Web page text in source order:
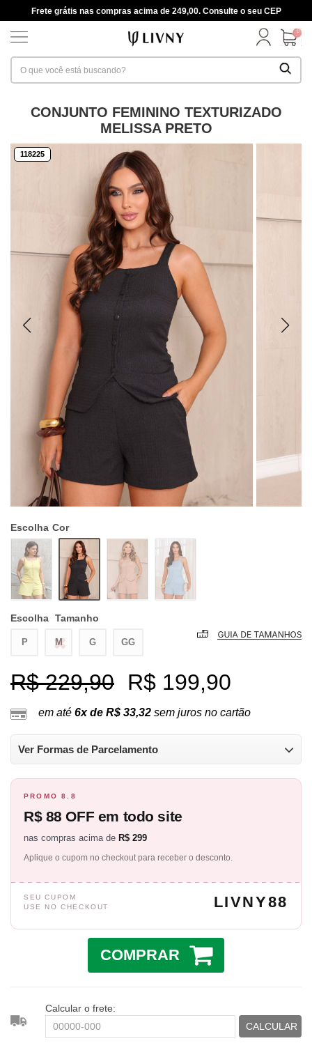
Frete grátis nas compras acima de 249,00. Consulte o seu CEP
0
CONJUNTO FEMININO TEXTURIZADO
MELISSA PRETO
118225
Escolha Cor
Escolha Tamanho
P M G GG
R$ 229,90 R$ 199,90
em até 6x de R$ 33,32 sem juros no cartão
Ver Formas de Parcelamento
PROMO 8.8
R$ 88 OFF em todo site
nas compras acima de R$ 299
Aplique o cupom no checkout para receber o desconto.
SEU CUPOM
USE NO CHECKOUT
LIVNY88
COMPRAR
Calcular o frete:
CALCULAR